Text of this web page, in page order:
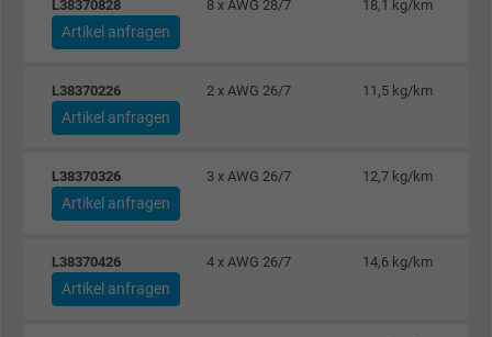
Laufzeit 1 Jahr
Zweck
Wird verwendet, um die Aktionen eines
Benutzers auf der Website zu
Name test_cookie, Google DoubleClick
Anbieter Google LLC
L38370828 8 x AWG 28/7 18,1 kg/km
Artikel anfragen
L38370226 2 x AWG 26/7 11,5 kg/km
Artikel anfragen
L38370326 3 x AWG 26/7 12,7 kg/km
Artikel anfragen
L38370426 4 x AWG 26/7 14,6 kg/km
Artikel anfragen